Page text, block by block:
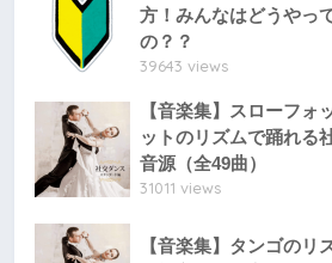
方！みんなはどうやっ
の？？
39643 views
【音楽集】スローフォ
ットのリズムで踊れる
音源（全49曲）
31011 views
【音楽集】タンゴのリ